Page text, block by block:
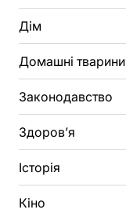
Дім
Домашні тварини
Законодавство
Здоров’я
Історія
Кіно